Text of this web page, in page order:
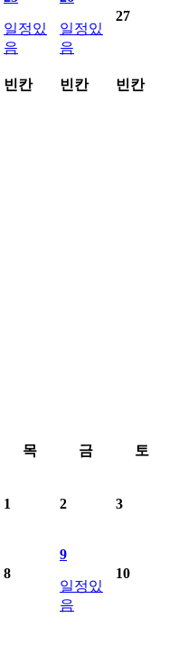
일정있
음
일정있
음
27
빈칸 빈칸 빈칸
목 금 토
1 2 3
8
9
일정있
음
10